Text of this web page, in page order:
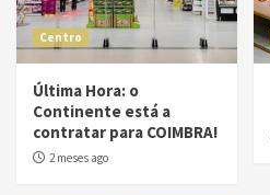
Centro
Última Hora: o
Continente está a
contratar para COIMBRA!
2 meses ago